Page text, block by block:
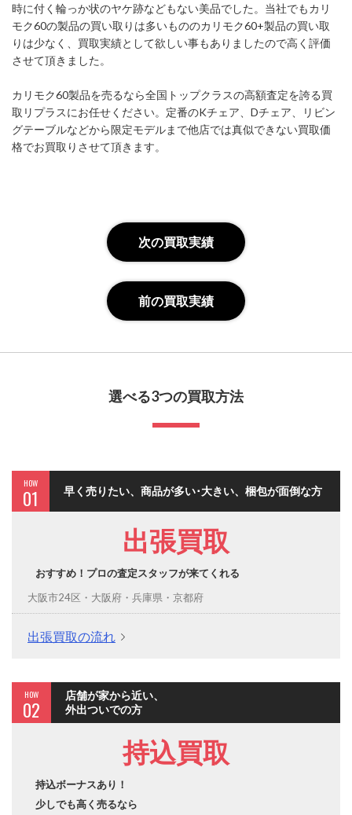
時に付く輪っか状のヤケ跡などもない美品でした。当社でもカリ
モク60の製品の買い取りは多いもののカリモク60+製品の買い取
りは少なく、買取実績として欲しい事もありましたので高く評価
させて頂きました。
カリモク60製品を売るなら全国トップクラスの高額査定を誇る買
取リプラスにお任せください。定番のKチェア、Dチェア、リビン
グテーブルなどから限定モデルまで他店では真似できない買取価
格でお買取りさせて頂きます。
次の買取実績
前の買取実績
選べる3つの買取方法
HOW
01 早く売りたい、商品が多い･大きい、梱包が面倒な方
出張買取
おすすめ！プロの査定スタッフが来てくれる
大阪市24区・大阪府・兵庫県・京都府
出張買取の流れ
HOW
02
店舗が家から近い、
外出ついでの方
持込買取
持込ボーナスあり！
少しでも高く売るなら